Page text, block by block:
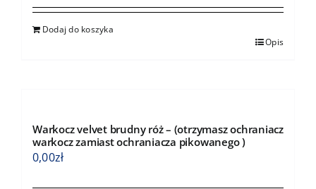
Dodaj do koszyka
Opis
Warkocz velvet brudny róż – (otrzymasz ochraniacz
warkocz zamiast ochraniacza pikowanego )
0,00zł